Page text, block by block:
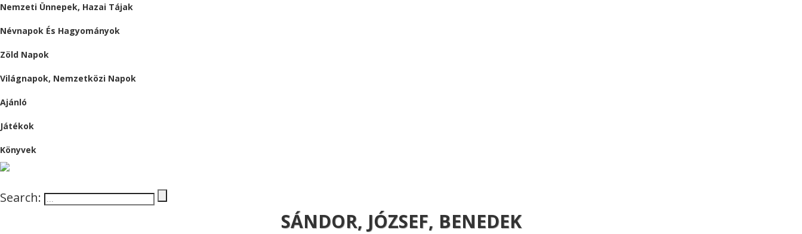
Nemzeti Ünnepek, Hazai Tájak
Névnapok És Hagyományok
Zöld Napok
Világnapok, Nemzetközi Napok
Ajánló
Játékok
Könyvek
Search:
SÁNDOR, JÓZSEF, BENEDEK